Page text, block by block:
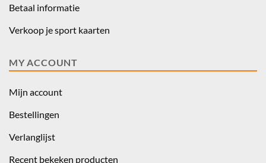
Betaal informatie
Verkoop je sport kaarten
MY ACCOUNT
Mijn account
Bestellingen
Verlanglijst
Recent bekeken producten